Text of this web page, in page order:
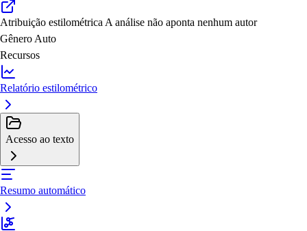
Atribuição estilométrica A análise não aponta nenhum autor
Gênero Auto
Recursos
Relatório estilométrico
Acesso ao texto
Resumo automático